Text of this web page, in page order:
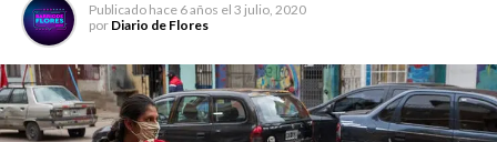
Publicado hace 6 años el 3 julio, 2020
por Diario de Flores